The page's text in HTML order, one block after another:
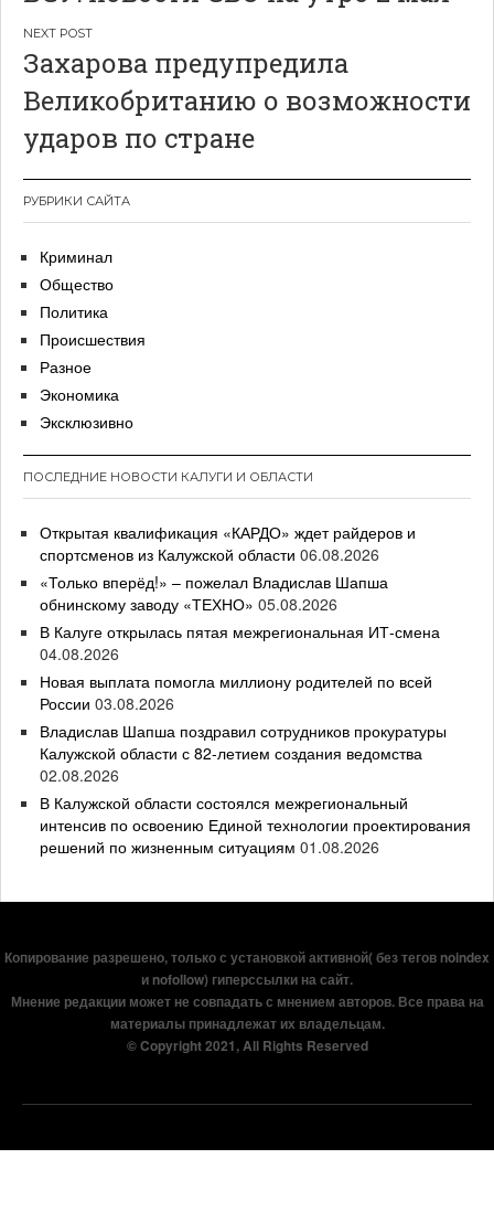
Захарова предупредила
Великобританию о возможности
ударов по стране
РУБРИКИ САЙТА
Криминал
Общество
Политика
Происшествия
Разное
Экономика
Эксклюзивно
ПОСЛЕДНИЕ НОВОСТИ КАЛУГИ И ОБЛАСТИ
Открытая квалификация «КАРДО» ждет райдеров и
спортсменов из Калужской области 06.08.2026
«Только вперёд!» – пожелал Владислав Шапша
обнинскому заводу «ТЕХНО» 05.08.2026
В Калуге открылась пятая межрегиональная ИТ-смена
04.08.2026
Новая выплата помогла миллиону родителей по всей
России 03.08.2026
Владислав Шапша поздравил сотрудников прокуратуры
Калужской области с 82-летием создания ведомства
02.08.2026
В Калужской области состоялся межрегиональный
интенсив по освоению Единой технологии проектирования
решений по жизненным ситуациям 01.08.2026
Копирование разрешено, только с установкой активной( без тегов noindex
и nofollow) гиперссылки на сайт.
Мнение редакции может не совпадать с мнением авторов. Все права на
материалы принадлежат их владельцам.
© Copyright 2021, All Rights Reserved